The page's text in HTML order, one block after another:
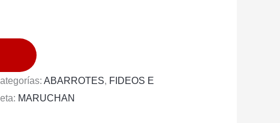
ABARROTES, FIDEOS E
MARUCHAN